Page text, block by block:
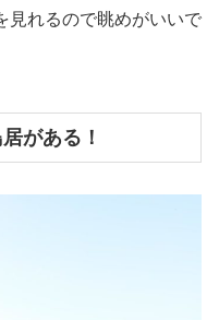
見れるので眺めがいいで
がある！